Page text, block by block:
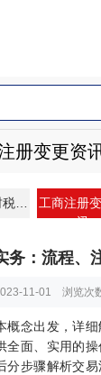
册变更资
资
工商注册
讯
务：流程、
11-01 浏览次
概念出发，详
全面、实用的
分步骤解析交